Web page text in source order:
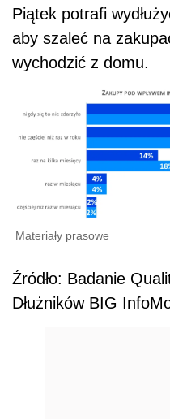
Piątek potrafi
aby szaleć na
wychodzić z domu.
Materiały prasowe
Źródło: Badanie
Dłużników BIG